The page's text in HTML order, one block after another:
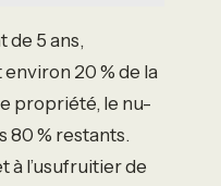
5 ans,
20 % de la
propriété, le nu-
80 % restants.
l’usufruitier de